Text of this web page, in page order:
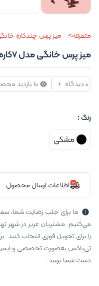
متفرقه میز پرس چندکاره
میز پرس خانگی مدل 7کاره تاشو 2018
0 دیدگاه 10 بازدید محصول
رنگ :
مشکی
اطلاعات ارسال محصول
ما برای جلب رضایت شما،
می‌کنیم. مشتریان عزیز در شهر
را برای تحویل فوری انتخاب
تی‌پاکس به‌صورت تخصصی و ایمن
دست شما برسد.